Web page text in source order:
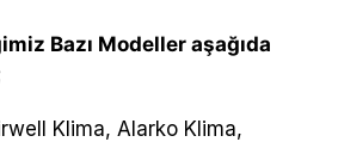
Bazı Modeller aşağıda
Klima, Alarko Klima,